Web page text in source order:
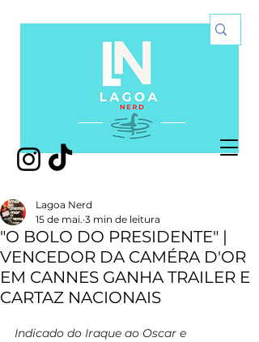
"O BOLO DO PRESIDENTE" |
VENCEDOR DA CAMÉRA D'OR
EM CANNES GANHA TRAILER E
CARTAZ NACIONAIS
Lagoa Nerd
15 de mai. 3 min de leitura
Indicado do Iraque ao Oscar e